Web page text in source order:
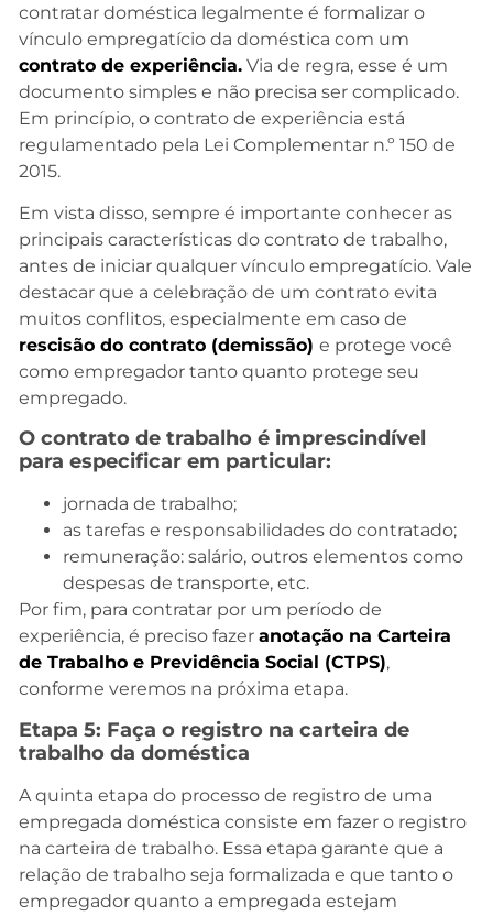
contratar doméstica legalmente é formalizar o
vínculo empregatício da doméstica com um
contrato de experiência. Via de regra, esse é um
documento simples e não precisa ser complicado.
Em princípio, o contrato de experiência está
regulamentado pela Lei Complementar n.º 150 de
2015.
Em vista disso, sempre é importante conhecer as
principais características do contrato de trabalho,
antes de iniciar qualquer vínculo empregatício. Vale
destacar que a celebração de um contrato evita
muitos conflitos, especialmente em caso de
rescisão do contrato (demissão) e protege você
como empregador tanto quanto protege seu
empregado.
O contrato de trabalho é imprescindível
para especificar em particular:
jornada de trabalho;
as tarefas e responsabilidades do contratado;
remuneração: salário, outros elementos como
despesas de transporte, etc.
Por fim, para contratar por um período de
experiência, é preciso fazer anotação na Carteira
de Trabalho e Previdência Social (CTPS),
conforme veremos na próxima etapa.
Etapa 5: Faça o registro na carteira de
trabalho da doméstica
A quinta etapa do processo de registro de uma
empregada doméstica consiste em fazer o registro
na carteira de trabalho. Essa etapa garante que a
relação de trabalho seja formalizada e que tanto o
empregador quanto a empregada estejam